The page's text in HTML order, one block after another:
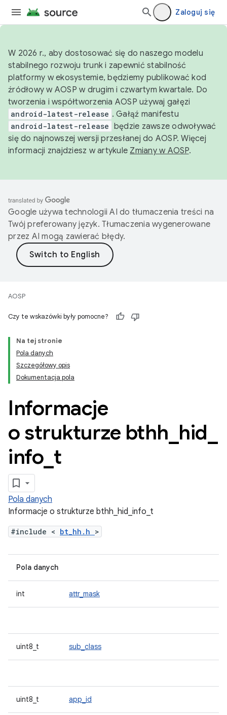
Zaloguj się
W 2026 r., aby dostosować się do naszego modelu
stabilnego rozwoju trunk i zapewnić stabilność
platformy w ekosystemie, będziemy publikować kod
źródłowy w AOSP w drugim i czwartym kwartale. Do
tworzenia i współtworzenia AOSP używaj gałęzi
android-latest-release . Gałąź manifestu
android-latest-release będzie zawsze odwoływać
się do najnowszej wersji przesłanej do AOSP. Więcej
informacji znajdziesz w artykule Zmiany w AOSP.
Google używa technologii AI do tłumaczenia treści na
Twój preferowany język. Tłumaczenia wygenerowane
przez AI mogą zawierać błędy.
AOSP
Czy te wskazówki były pomocne?
Na tej stronie
Pola danych
Szczegółowy opis
Dokumentacja pola
Informacje
o strukturze bthh hid
info t
Pola danych
Informacje o strukturze bthh_hid_info_t
#include < bt_hh.h >
Pola danych
int attr_mask
uint8_t sub_class
uint8_t app_id